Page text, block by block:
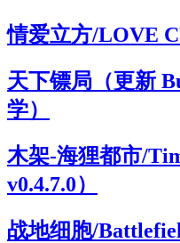
情爱立方/LOVE
天下镖局（更新
学）
木架-海狸都市/
v0.4.7.0）
战地细胞/